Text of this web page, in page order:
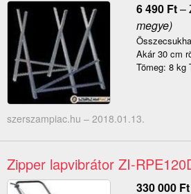
6 490 Ft–
megye)
Akár 30 cm
Tömeg: 8 kg
szerszampiac.hu – 2018.01.13.
Zipper lapvibrátor ZI-
330 000 Ft